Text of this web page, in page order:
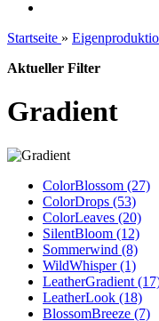
Startseite »
Aktueller Filter
Gradient
ColorBlossom (27)
ColorDrops (53)
ColorLeaves (20)
SilentBloom (12)
Sommerwind (8)
WildWhisper (1)
LeatherGradient
LeatherLook (18)
BlossomBreeze (7)